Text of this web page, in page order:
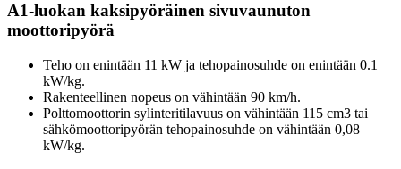
A1-luokan kaksipyöräinen sivuvaunuton
moottoripyörä
Teho on enintään 11 kW ja tehopainosuhde on enintään 0.1
kW/kg.
Rakenteellinen nopeus on vähintään 90 km/h.
Polttomoottorin sylinteritilavuus on vähintään 115 cm3 tai
sähkömoottoripyörän tehopainosuhde on vähintään 0,08
kW/kg.